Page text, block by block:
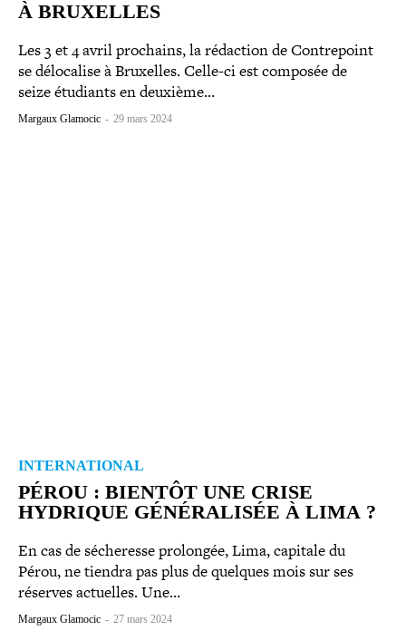
À BRUXELLES
Les 3 et 4 avril prochains, la rédaction de Contrepoint
se délo­ca­lise à Bruxelles. Celle-​ci est composée de
seize étudiants en deuxième…
Margaux Glamocic - 29 mars 2024
INTERNATIONAL
PÉROU : BIENTÔT UNE CRISE
HYDRIQUE GÉNÉ­RA­LI­SÉE À LIMA ?
En cas de séche­resse prolongée, Lima, capitale du
Pérou, ne tiendra pas plus de quelques mois sur ses
réserves actuelles. Une…
Margaux Glamocic - 27 mars 2024